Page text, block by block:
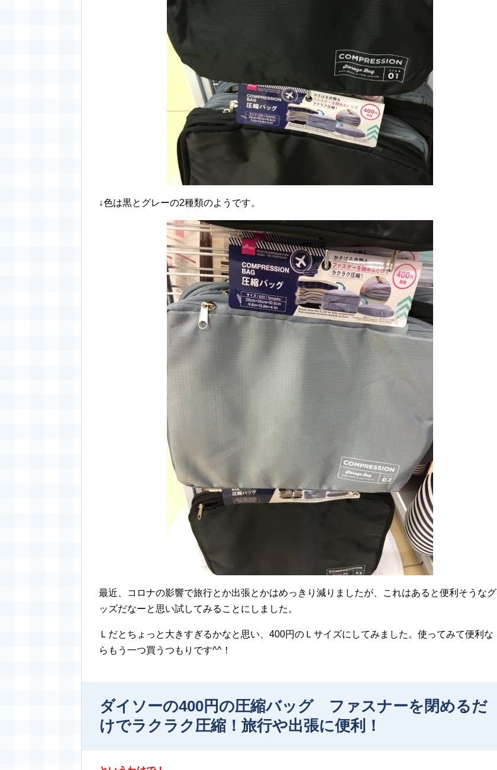
↓色は黒とグレーの2種類のようです。
最近、コロナの影響で旅行とか出張とかはめっきり減りましたが、これはあると便利そうなグ
ッズだなーと思い試してみることにしました。
Ｌだとちょっと大きすぎるかなと思い、400円のＬサイズにしてみました。使ってみて便利な
らもう一つ買うつもりです^^！
ダイソーの400円の圧縮バッグ ファスナーを閉めるだ
けでラクラク圧縮！旅行や出張に便利！